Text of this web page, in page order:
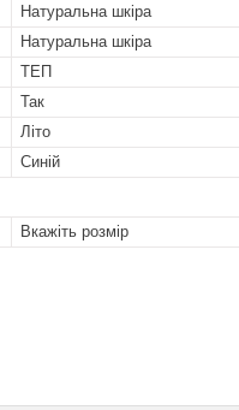
Натуральна шкіра
Натуральна шкіра
ТЕП
Так
Літо
Синій
Вкажіть розмір